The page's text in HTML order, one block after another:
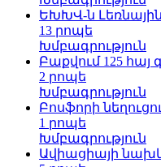
ԵԽԽՎ-ն
13 րոպե
Խմբագրություն
Բաքվում 125
2 րոպե
Խմբագրություն
Բոսֆորի
1 րոպե
Խմբագրություն
Ավիացիայի